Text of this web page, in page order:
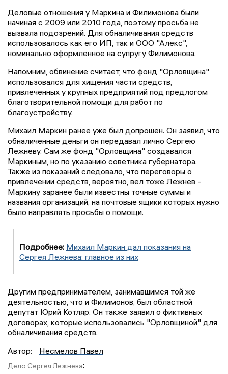
Деловые отношения у Маркина и Филимонова были
начиная с 2009 или 2010 года, поэтому просьба не
вызвала подозрений. Для обналичивания средств
использовалось как его ИП, так и ООО "Алекс",
номинально оформленное на супругу Филимонова.
Напомним, обвинение считает, что фонд "Орловщина"
использовался для хищения части средств,
привлеченных у крупных предприятий под предлогом
благотворительной помощи для работ по
благоустройству.
Михаил Маркин ранее уже был допрошен. Он заявил, что
обналиченные деньги он передавал лично Сергею
Лежневу. Сам же фонд "Орловщина" создавался
Маркиным, но по указанию советника губернатора.
Также из показаний следовало, что переговоры о
привлечении средств, вероятно, вел тоже Лежнев -
Маркину заранее были известны точные суммы и
названия организаций, на почтовые ящики которых нужно
было направлять просьбы о помощи.
Подробнее: Михаил Маркин дал показания на
Сергея Лежнева: главное из них
Другим предпринимателем, занимавшимся той же
деятельностью, что и Филимонов, был областной
депутат Юрий Котляр. Он также заявил о фиктивных
договорах, которые использовались "Орловщиной" для
обналичивания средств.
Автор:
Несмелов Павел
Дело Сергея Лежнева: